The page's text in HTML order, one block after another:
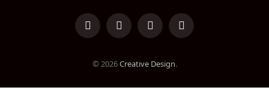
LinkedInFacebookInstagramTikTok
© 2026Creative Design.